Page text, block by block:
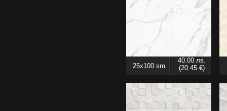
25x100 sm
40.00 лв.
(20.45 €)